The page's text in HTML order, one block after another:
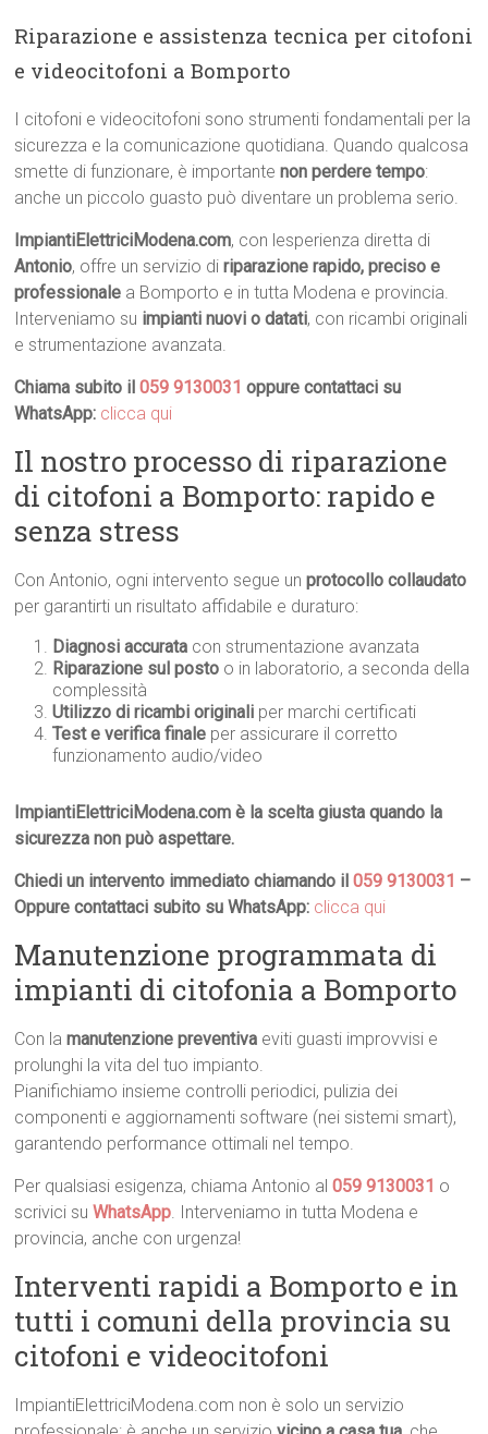
Riparazione e assistenza tecnica per citofoni
e videocitofoni a Bomporto
I citofoni e videocitofoni sono strumenti fondamentali per la
sicurezza e la comunicazione quotidiana. Quando qualcosa
smette di funzionare, è importantenon perdere tempo:
anche un piccolo guasto può diventare un problema serio.
ImpiantiElettriciModena.com, con lesperienza diretta di
Antonio, offre un servizio diriparazione rapido, preciso e
professionale a Bomporto e in tutta Modena e provincia.
Interveniamo su impianti nuovi o datati, con ricambi originali
e strumentazione avanzata.
Chiama subito il059 9130031 oppure contattaci su
WhatsApp: clicca qui
Il nostro processo di riparazione
di citofoni a Bomporto: rapido e
senza stress
Con Antonio, ogni intervento segue unprotocollo collaudato
per garantirti un risultato affidabile e duraturo:
Diagnosi accurata con strumentazione avanzata
Riparazione sul posto o in laboratorio, a seconda della
complessità
Utilizzo di ricambi originali per marchi certificati
Test e verifica finale per assicurare il corretto
funzionamento audio/video
ImpiantiElettriciModena.com è la scelta giusta quando la
sicurezza non può aspettare.
Chiedi un intervento immediato chiamando il059 9130031 –
Oppure contattaci subito su WhatsApp: clicca qui
Manutenzione programmata di
impianti di citofonia a Bomporto
Con lamanutenzione preventiva eviti guasti improvvisi e
prolunghi la vita del tuo impianto.
Pianifichiamo insieme controlli periodici, pulizia dei
componenti e aggiornamenti software (nei sistemi smart),
garantendo performance ottimali nel tempo.
Per qualsiasi esigenza, chiama Antonio al059 9130031 o
scrivici suWhatsApp. Interveniamo in tutta Modena e
provincia, anche con urgenza!
Interventi rapidi a Bomporto e in
tutti i comuni della provincia su
citofoni e videocitofoni
ImpiantiElettriciModena.com non è solo un servizio